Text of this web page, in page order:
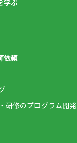
依頼
研修のプログラム開発